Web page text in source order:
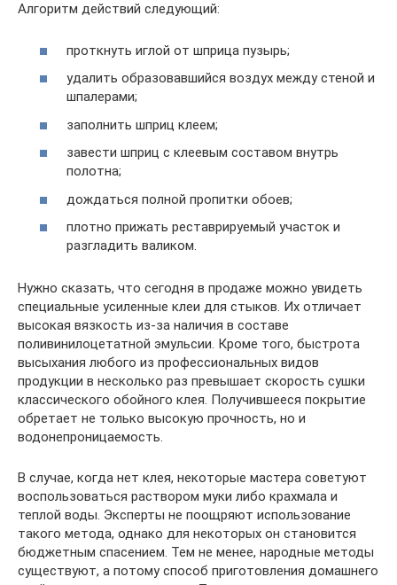
Алгоритм действий следующий:
проткнуть иглой от шприца пузырь;
удалить образовавшийся воздух между стеной и
шпалерами;
заполнить шприц клеем;
завести шприц с клеевым составом внутрь
полотна;
дождаться полной пропитки обоев;
плотно прижать реставрируемый участок и
разгладить валиком.
Нужно сказать, что сегодня в продаже можно увидеть
специальные усиленные клеи для стыков. Их отличает
высокая вязкость из-за наличия в составе
поливинилоцетатной эмульсии. Кроме того, быстрота
высыхания любого из профессиональных видов
продукции в несколько раз превышает скорость сушки
классического обойного клея. Получившееся покрытие
обретает не только высокую прочность, но и
водонепроницаемость.
В случае, когда нет клея, некоторые мастера советуют
воспользоваться раствором муки либо крахмала и
теплой воды. Эксперты не поощряют использование
такого метода, однако для некоторых он становится
бюджетным спасением. Тем не менее, народные методы
существуют, а потому способ приготовления домашнего